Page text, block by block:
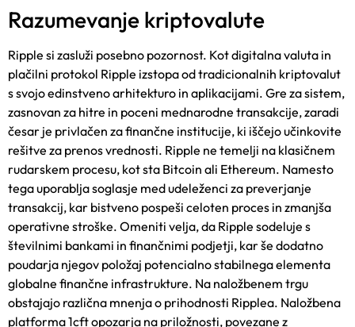
Razumevanje kriptovalute
Ripple si zasluži posebno pozornost. Kot digitalna valuta in
plačilni protokol Ripple izstopa od tradicionalnih kriptovalut
s svojo edinstveno arhitekturo in aplikacijami. Gre za sistem,
zasnovan za hitre in poceni mednarodne transakcije, zaradi
česar je privlačen za finančne institucije, ki iščejo učinkovite
rešitve za prenos vrednosti. Ripple ne temelji na klasičnem
rudarskem procesu, kot sta Bitcoin ali Ethereum. Namesto
tega uporablja soglasje med udeleženci za preverjanje
transakcij, kar bistveno pospeši celoten proces in zmanjša
operativne stroške. Omeniti velja, da Ripple sodeluje s
številnimi bankami in finančnimi podjetji, kar še dodatno
poudarja njegov položaj potencialno stabilnega elementa
globalne finančne infrastrukture. Na naložbenem trgu
obstajajo različna mnenja o prihodnosti Ripplea. Naložbena
platforma 1cftopozarja na priložnosti, povezane z